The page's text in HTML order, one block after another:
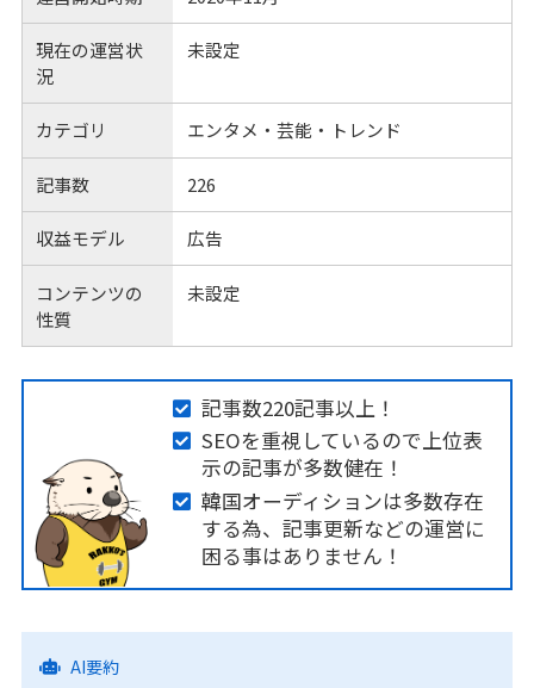
現在の運営状
況
未設定
カテゴリ エンタメ・芸能・トレンド
記事数 226
収益モデル 広告
コンテンツの
性質
未設定
記事数220記事以上！
SEOを重視しているので上位表
示の記事が多数健在！
韓国オーディションは多数存在
する為、記事更新などの運営に
困る事はありません！
AI要約